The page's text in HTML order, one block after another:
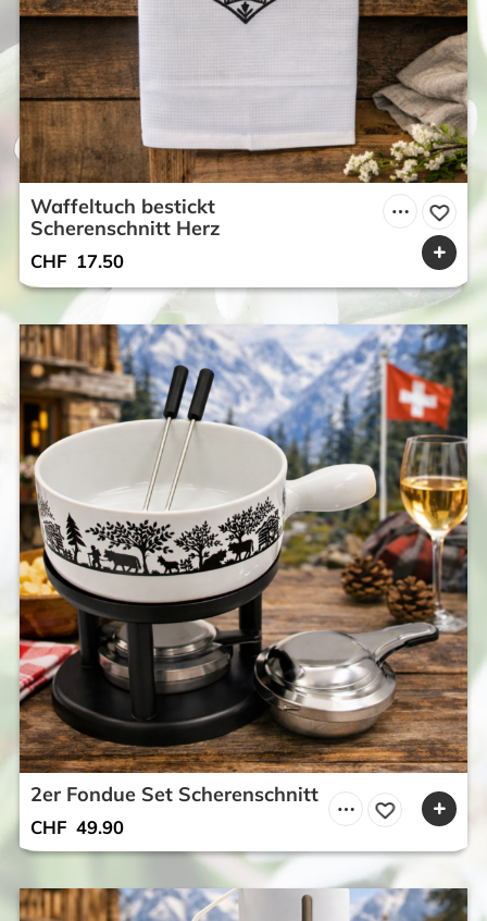
Waffeltuch bestickt
Scherenschnitt Herz
CHF 17.50
2er Fondue Set Scherenschnitt
CHF 49.90